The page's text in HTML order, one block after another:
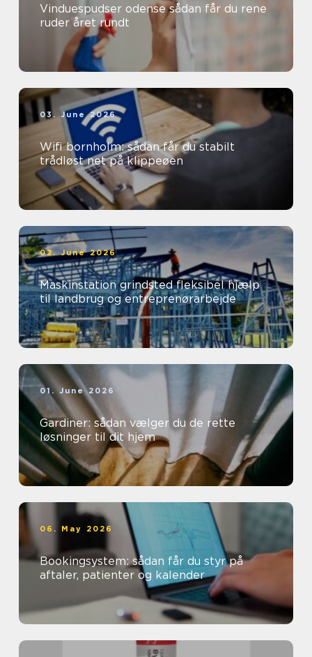
Vinduespudser odense sådan får du rene
ruder året rundt
03. June 2026
Wifi bornholm: sådan får du stabilt
trådløst net på klippeøen
02. June 2026
Maskinstation grindsted fleksibel hjælp
til landbrug og entreprenørarbejde
01. June 2026
Gardiner: sådan vælger du de rette
løsninger til dit hjem
06. May 2026
Bookingsystem: sådan får du styr på
aftaler, patienter og kalender